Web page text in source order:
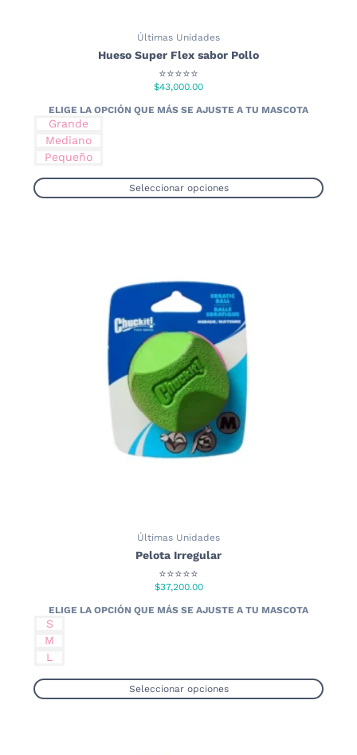
Últimas Unidades
Hueso Super Flex sabor Pollo
⭐⭐⭐⭐⭐
$43,000.00
Grande
Mediano
Pequeño
Seleccionar opciones
Las
opciones
pueden
elegir
en
la
página
producto
Últimas Unidades
Pelota Irregular
⭐⭐⭐⭐⭐
$37,200.00
S
M
L
Seleccionar opciones